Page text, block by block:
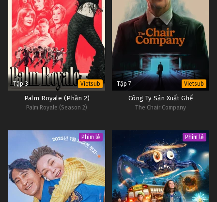
Tập 3 Vietsub
Palm Royale (Phần 2)
Palm Royale (Season 2)
Tập 7 Vietsub
Công Ty Sản Xuất Ghế
The Chair Company
Phim lẻ Phim lẻ